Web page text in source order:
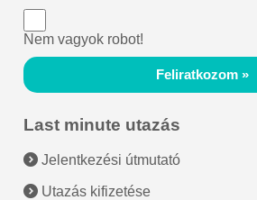
Nem vagyok robot!
Feliratkozom »
Last minute utazás
Jelentkezési útmutató
Utazás kifizetése